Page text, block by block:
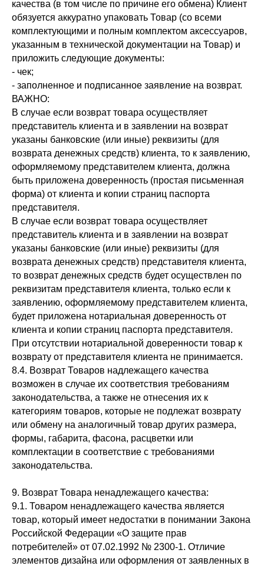
качества (в том числе по причине его обмена) Клиент
обязуется аккуратно упаковать Товар (со всеми
комплектующими и полным комплектом аксессуаров,
указанным в технической документации на Товар) и
приложить следующие документы:
- чек;
- заполненное и подписанное заявление на возврат.
ВАЖНО:
В случае если возврат товара осуществляет
представитель клиента и в заявлении на возврат
указаны банковские (или иные) реквизиты (для
возврата денежных средств) клиента, то к заявлению,
оформляемому представителем клиента, должна
быть приложена доверенность (простая письменная
форма) от клиента и копии страниц паспорта
представителя.
В случае если возврат товара осуществляет
представитель клиента и в заявлении на возврат
указаны банковские (или иные) реквизиты (для
возврата денежных средств) представителя клиента,
то возврат денежных средств будет осуществлен по
реквизитам представителя клиента, только если к
заявлению, оформляемому представителем клиента,
будет приложена нотариальная доверенность от
клиента и копии страниц паспорта представителя.
При отсутствии нотариальной доверенности товар к
возврату от представителя клиента не принимается.
8.4. Возврат Товаров надлежащего качества
возможен в случае их соответствия требованиям
законодательства, а также не отнесения их к
категориям товаров, которые не подлежат возврату
или обмену на аналогичный товар других размера,
формы, габарита, фасона, расцветки или
комплектации в соответствие с требованиями
законодательства.
9. Возврат Товара ненадлежащего качества:
9.1. Товаром ненадлежащего качества является
товар, который имеет недостатки в понимании Закона
Российской Федерации «О защите прав
потребителей» от 07.02.1992 № 2300-1. Отличие
элементов дизайна или оформления от заявленных в